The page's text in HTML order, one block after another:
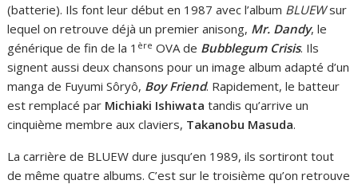
(batterie). Ils font leur début en 1987 avec l’album BLUEWsur
lequel on retrouve déjà un premier anisong, Mr. Dandy, le
générique de fin de la 1 ère OVA de Bubblegum Crisis. Ils
signent aussi deux chansons pour un image album adapté d’un
manga de Fuyumi Sôryô, Boy Friend. Rapidement, le batteur
est remplacé par Michiaki Ishiwata tandis qu’arrive un
cinquième membre aux claviers, Takanobu Masuda.
La carrière de BLUEW dure jusqu’en 1989, ils sortiront tout
de même quatre albums. C’est sur le troisième qu’on retrouve